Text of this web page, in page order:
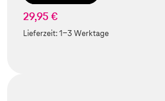
29,95 €
Lieferzeit:1-3 Werktage